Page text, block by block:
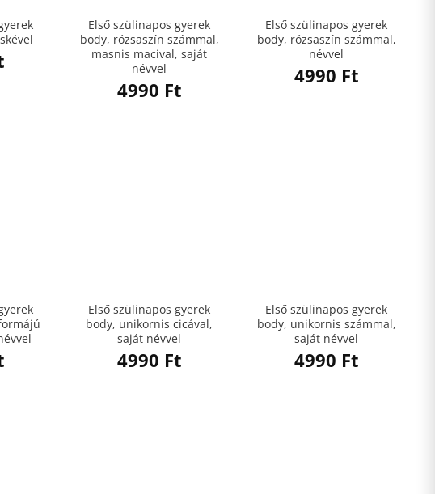
Első szülinapos gyerek
body, rózsaszín számmal,
masnis macival, saját
névvel
4990 Ft
Első szülinapos gyerek
body, rózsaszín számmal,
névvel
4990 Ft
Első szülinapos gyerek
body, unikornis cicával,
saját névvel
4990 Ft
Első szülinapos gyerek
body, unikornis számmal,
saját névvel
4990 Ft